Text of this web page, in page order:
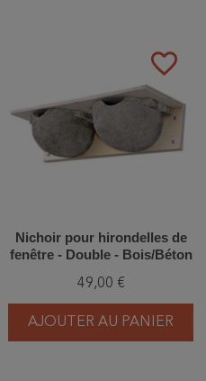
favorite_border
Nichoir pour hirondelles de
fenêtre - Double - Bois/Béton
312/6)
49,00 €
AJOUTER AU PANIER